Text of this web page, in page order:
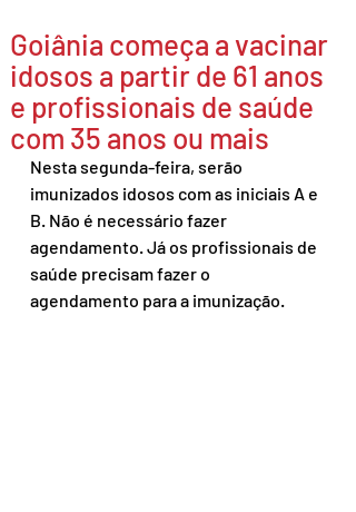
Goiânia começa a vacinar
idosos a partir de 61 anos
e profissionais de saúde
com 35 anos ou mais
Nesta segunda-feira, serão
imunizados idosos com as iniciais A e
B. Não é necessário fazer
agendamento. Já os profissionais de
saúde precisam fazer o
agendamento para a imunização.